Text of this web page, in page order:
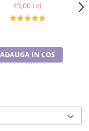
curcubeu
49,00 Lei
ADAUGA IN COS